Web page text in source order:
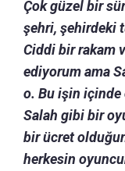
Çok güzel bir
şehri, şehirdeki
Ciddi bir rakam
ediyorum ama
o. Bu işin
Salah gibi bir
bir ücret
herkesin